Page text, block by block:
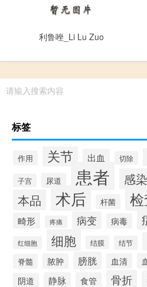
利鲁唑_Li Lu Zuo
请输入搜索内容
标签
作用 关节 出血 切除
子宫 尿道 患者 感染
本品 术后 杆菌
畸形 疼痛 病变 病毒
红细胞 细胞 结膜 结节
脊髓 脓肿 膀胱 血清
阴道 静脉 食管 骨折